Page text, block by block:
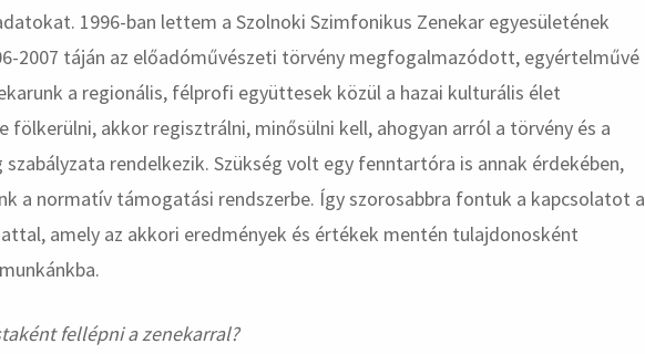
1996-ban lettem a Szolnoki Szimfonikus Zenekar egyesületének
2007 táján az előadóművészeti törvény megfogalmazódott, egyértelművé
a regionális, félprofi együttesek közül a hazai kulturális élet
fölkerülni, akkor regisztrálni, minősülni kell, ahogyan arról a törvény és a
rendelkezik. Szükség volt egy fenntartóra is annak érdekében,
a normatív támogatási rendszerbe. Így szorosabbra fontuk a kapcsolatot a
amely az akkori eredmények és értékek mentén tulajdonosként
fellépni a zenekarral?